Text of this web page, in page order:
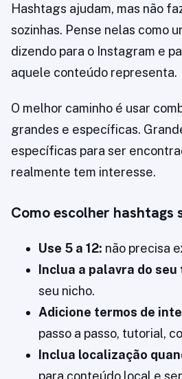
Hashtags ajudam, mas não
sozinhas. Pense nelas como
dizendo para o Instagram e
aquele conteúdo representa.
O melhor caminho é usar
grandes e específicas.
específicas para ser
realmente tem interesse.
Como escolher hashtags
Use 5 a 12: não precisa
Inclua a palavra do seu
seu nicho.
Adicione termos de
passo a passo, tutorial,
Inclua localização
para conteúdo local e